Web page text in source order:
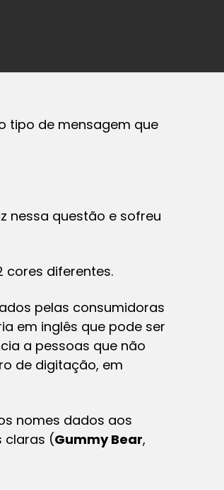
tipo de mensagem que
nessa questão e sofreu
cores diferentes.
pelas consumidoras
em inglês que pode ser
a pessoas que não
de digitação, em
nomes dados aos
claras (Gummy Bear,